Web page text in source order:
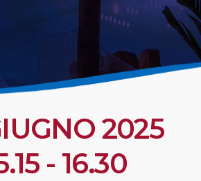
2025
- 16.30